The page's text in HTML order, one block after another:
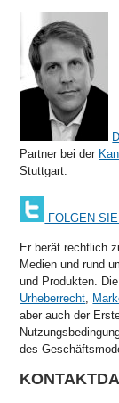
Partner bei der
Stuttgart.
FOLGEN
Er berät rechtlich
Medien und rund
und Produkten.
Urheberrecht
aber auch der
des